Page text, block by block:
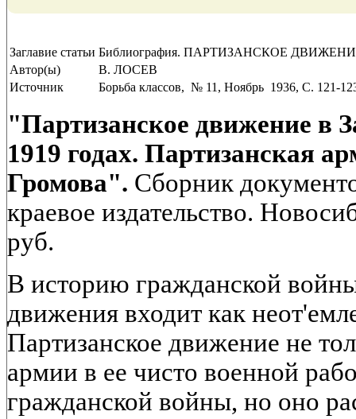
Заглавие статьи Библиография. ПАРТИЗАНСКОЕ
Автор(ы)
В. ЛОСЕВ
Источник
Борьба классов, № 11, Ноябрь 1936, C. 121-
"Партизанское движение в
1919 годах. Партизанская
Громова". Сборник
краевое издательство.
руб.
В историю гражданской
движения входит как
Партизанское движение не
армии в ее чисто военной
гражданской войны, но оно